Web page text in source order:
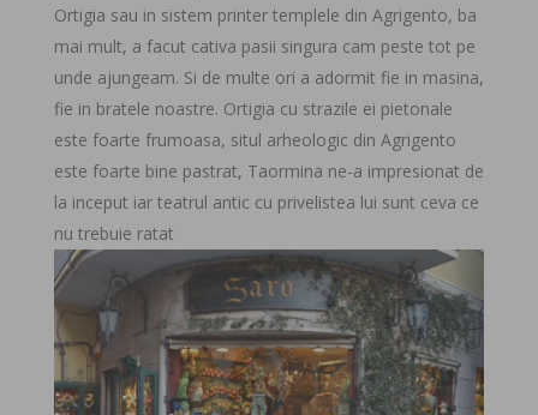
Ortigia sau in sistem printer templele din Agrigento, ba
mai mult, a facut cativa pasii singura cam peste tot pe
unde ajungeam. Si de multe ori a adormit fie in masina,
fie in bratele noastre. Ortigia cu strazile ei pietonale
este foarte frumoasa, situl arheologic din Agrigento
este foarte bine pastrat, Taormina ne-a impresionat de
la inceput iar teatrul antic cu privelistea lui sunt ceva ce
nu trebuie ratat